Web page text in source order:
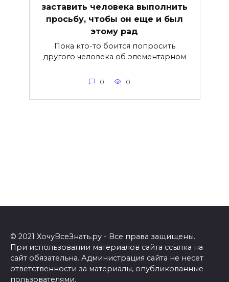
заставить человека выполнить
просьбу, чтобы он еще и был
этому рад
Пока кто-то боится попросить
другого человека об элементарном
0 0
© 2021 ХочуВсеЗнать.ру - Все права защищены.
При использовании материалов сайта ссылка на
сайт обязательна. Администрация сайта не несет
ответственности за материалы, опубликованные
пользователями.